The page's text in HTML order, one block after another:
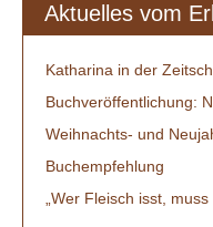
Aktuelles vom
Katharina in der
Buchveröffentlichung:
Weihnachts- und
Buchempfehlung
„Wer Fleisch isst,